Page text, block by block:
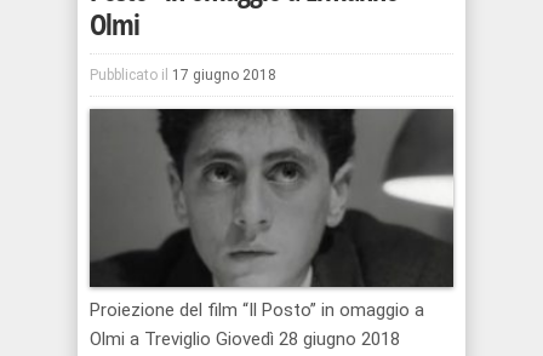
Olmi
Pubblicato il 17 giugno 2018
Proiezione del film “Il Posto” in omaggio a
Olmi a Treviglio Giovedì 28 giugno 2018